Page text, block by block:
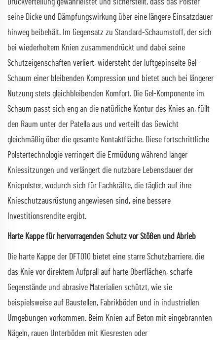
seine Dicke und Dämpfungswirkung über eine längere Einsatzdauer
hinweg beibehält. Im Gegensatz zu Standard-Schaumstoff, der sich
bei wiederholtem Knien zusammendrückt und dabei seine
Schutzeigenschaften verliert, widersteht der luftgepinselte Gel-
Schaum einer bleibenden Kompression und bietet auch bei längerer
Nutzung stets gleichbleibenden Komfort. Die Gel-Komponente im
Schaum passt sich eng an die natürliche Kontur des Knies an, füllt
den Raum unter der Patella aus und verteilt das Gewicht
gleichmäßig über die gesamte Kontaktfläche. Diese fortschrittliche
Polstertechnologie verringert die Ermüdung während langer
Kniessitzungen und verlängert die nutzbare Lebensdauer der
Kniepolster, wodurch sich für Fachkräfte, die täglich auf ihre
Knieschutzausrüstung angewiesen sind, eine bessere
Investitionsrendite ergibt.
Harte Kappe für hervorragenden Schutz vor Stößen und Abrieb
Die harte Kappe der DFT010 bietet eine starre Schutzbarriere, die
das Knie vor direktem Aufprall auf harte Oberflächen, scharfe
Gegenstände und abrasive Materialien schützt, wie sie
beispielsweise auf Baustellen, Fabrikböden und in industriellen
Umgebungen vorkommen. Beim Knien auf Beton mit eingebrannten
Nägeln, rauen Unterböden mit Kiesresten oder